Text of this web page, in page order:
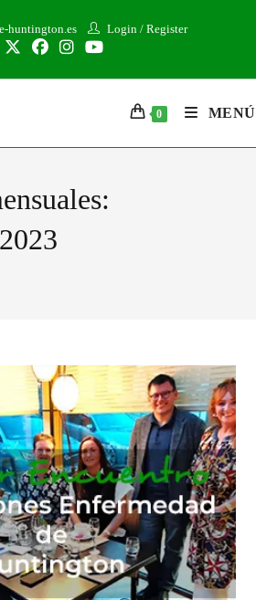
huntington.es Login / Register
0 MENÚ